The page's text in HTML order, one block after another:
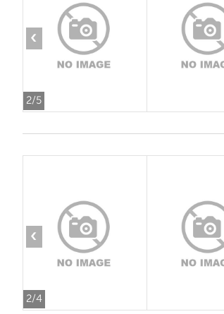
2/5
‹
2/4
‹